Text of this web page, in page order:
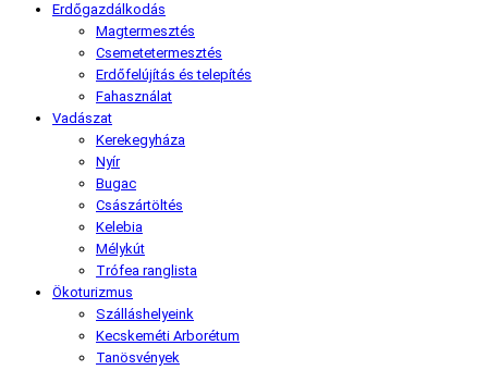
Erdőgazdálkodás
Magtermesztés
Csemetetermesztés
Erdőfelújítás és telepítés
Fahasználat
Vadászat
Kerekegyháza
Nyír
Bugac
Császártöltés
Kelebia
Mélykút
Trófea ranglista
Ökoturizmus
Szálláshelyeink
Kecskeméti Arborétum
Tanösvények